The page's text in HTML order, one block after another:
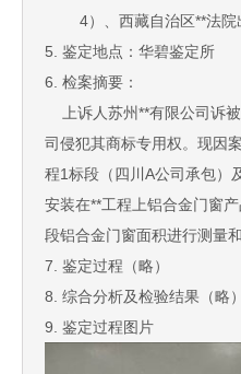
4）、西藏自治区**法院
5. 鉴定地点：华碧鉴定所
6. 检案摘要：
上诉人苏州**有限公司诉
司侵犯其商标专用权。现因
程1标段（四川A公司承包）
安装在**工程上铝合金门窗
段铝合金门窗面积进行测量
7. 鉴定过程（略）
8. 综合分析及检验结果（略）
9. 鉴定过程图片